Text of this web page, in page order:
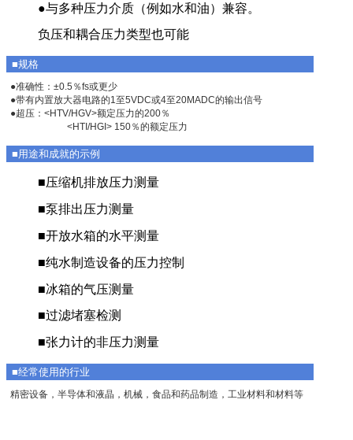
●与多种压力介质（例如水和油）兼容。
负压和耦合压力类型也可能
■规格
●准确性：±0.5％fs或更少
●带有内置放大器电路的1至5VDC或4至20MADC的输出信号
●超压：<HTV/HGV>额定压力的200％
<HTI/HGI> 150％的额定压力
■用途和成就的示例
■压缩机排放压力测量
■泵排出压力测量
■开放水箱的水平测量
■纯水制造设备的压力控制
■冰箱的气压测量
■过滤堵塞检测
■张力计的非压力测量
■经常使用的行业
精密设备，半导体和液晶，机械，食品和药品制造，工业材料和材料等